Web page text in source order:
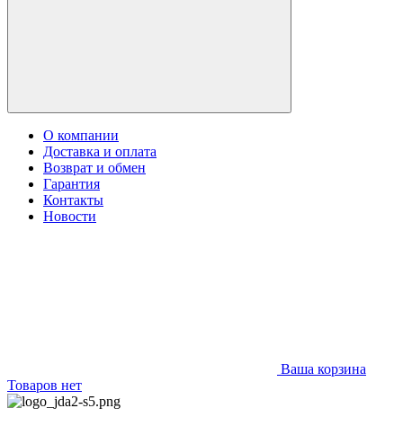
О компании
Доставка и оплата
Возврат и обмен
Гарантия
Контакты
Новости
Ваша корзина
Товаров нет